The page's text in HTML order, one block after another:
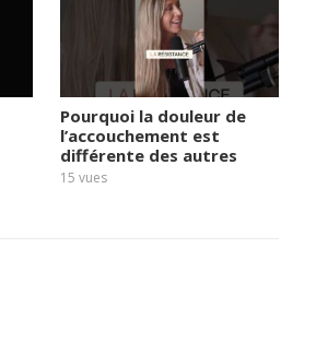
Pourquoi la douleur de
l’accouchement est
différente des autres
15 vues